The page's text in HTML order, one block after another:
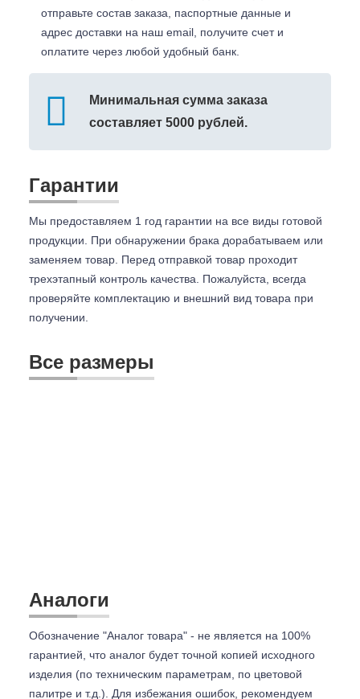
отправьте состав заказа, паспортные данные и
адрес доставки на наш email, получите счет и
оплатите через любой удобный банк.
Минимальная сумма заказа
составляет 5000 рублей.
Гарантии
Мы предоставляем 1 год гарантии на все виды готовой
продукции. При обнаружении брака дорабатываем или
заменяем товар. Перед отправкой товар проходит
трехэтапный контроль качества. Пожалуйста, всегда
проверяйте комплектацию и внешний вид товара при
получении.
Все размеры
Аналоги
Обозначение "Аналог товара" - не является на 100%
гарантией, что аналог будет точной копией исходного
изделия (по техническим параметрам, по цветовой
палитре и т.д.). Для избежания ошибок, рекомендуем